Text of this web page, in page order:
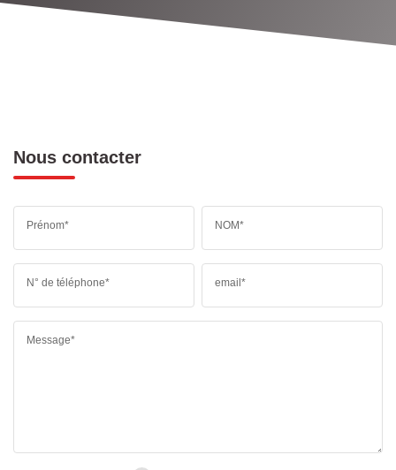
Nous contacter
Prénom* NOM*
N° de téléphone* email*
Message*